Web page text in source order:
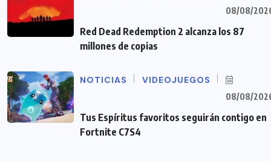
08/08/
Red Dead Redemption 2 alcanza los 87
millones de copias
NOTICIAS VIDEOJUEGOS
08/08/
Tus Espíritus favoritos seguirán contigo en
Fortnite C7S4